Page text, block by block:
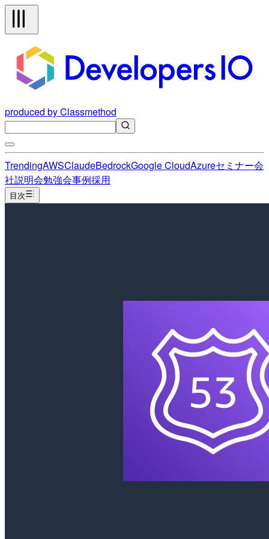
produced by Classmethod
TrendingAWSClaudeBedrockGoogle CloudAzureセミナー会
社説明会勉強会事例採用
目次